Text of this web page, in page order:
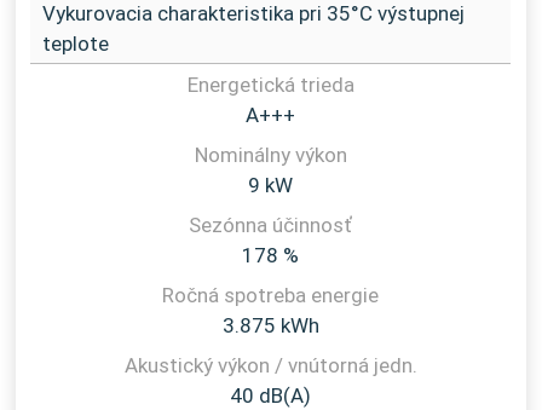
Vykurovacia charakteristika pri 35°C výstupnej
teplote
A+++
9 kW
178 %
3.875 kWh
40 dB(A)